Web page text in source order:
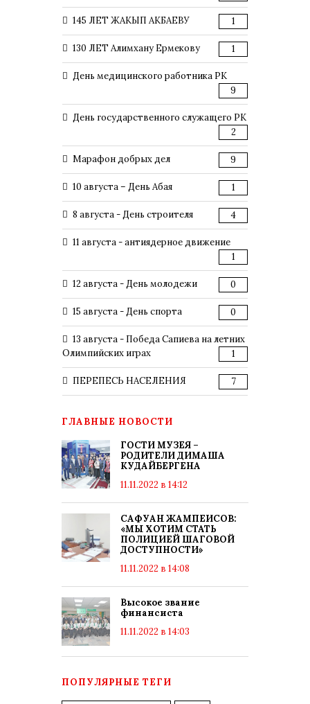
145 ЛЕТ ЖАКЫП АКБАЕВУ 1
130 ЛЕТ Алимхану Ермекову 1
День медицинского работника РК
9
День государственного служащего РК
2
Марафон добрых дел 9
10 августа – День Абая 1
8 августа - День строителя 4
11 августа - антиядерное движение
1
12 августа - День молодежи 0
15 августа - День спорта 0
13 августа - Победа Сапиева на летних
Олимпийских играх
1
ПЕРЕПЕСЬ НАСЕЛЕНИЯ 7
ГЛАВНЫЕ НОВОСТИ
ГОСТИ МУЗЕЯ –
РОДИТЕЛИ ДИМАША
КУДАЙБЕРГЕНА
11.11.2022 в 14:12
САФУАН ЖАМПЕИСОВ:
«МЫ ХОТИМ СТАТЬ
ПОЛИЦИЕЙ ШАГОВОЙ
ДОСТУПНОСТИ»
11.11.2022 в 14:08
Высокое звание
финансиста
11.11.2022 в 14:03
ПОПУЛЯРНЫЕ ТЕГИ